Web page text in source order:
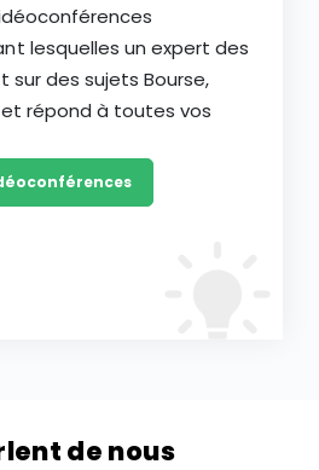
lesquelles un expert des
sur des sujets Bourse,
répond à toutes vos
de nous